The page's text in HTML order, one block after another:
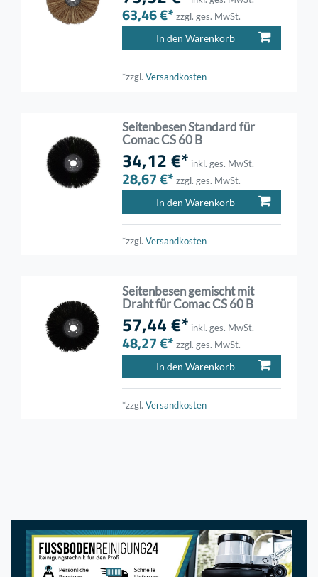
63,46 €* zzgl. ges. MwSt.
In den Warenkorb
*zzgl.Versandkosten
Seitenbesen Standard für
Comac CS 60 B
34,12 €* inkl. ges. MwSt.
28,67 €* zzgl. ges. MwSt.
In den Warenkorb
*zzgl.Versandkosten
Seitenbesen gemischt mit
Draht für Comac CS 60 B
57,44 €* inkl. ges. MwSt.
48,27 €* zzgl. ges. MwSt.
In den Warenkorb
*zzgl.Versandkosten